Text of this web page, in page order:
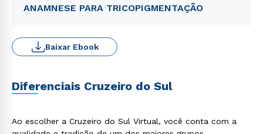
ANAMNESE PARA TRICOPIGMENTAÇÃO
Baixar Ebook
Diferenciais Cruzeiro do Sul
Ao escolher a Cruzeiro do Sul Virtual, você conta com a